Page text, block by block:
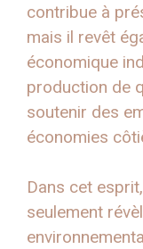
contribue à
mais il revêt
économique
production de
soutenir des
économies
Dans cet
seulement